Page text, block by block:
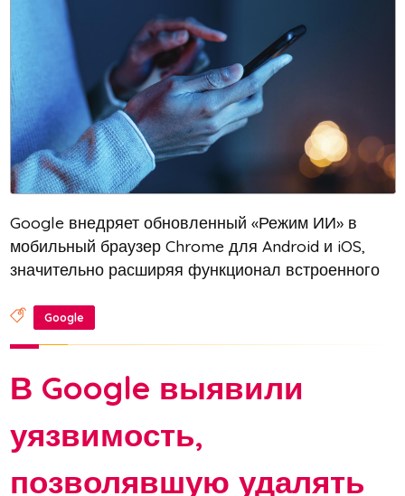
Google внедряет обновленный «Режим ИИ» в
мобильный браузер Chrome для Android и iOS,
значительно расширяя функционал встроенного
быстрые ответы на вопросы и советы в формате
общения с нейросетью. Сейчас же...
Google
В Google выявили
уязвимость,
позволявшую удалять